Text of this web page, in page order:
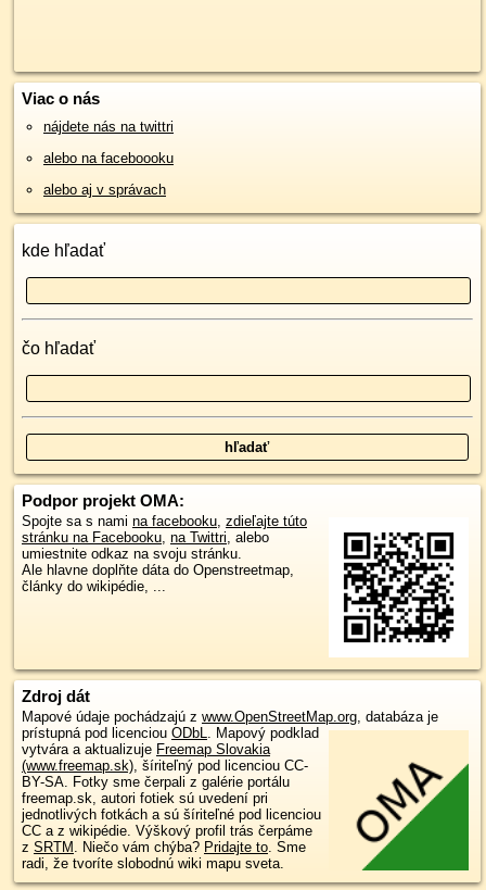
Viac o nás
nájdete nás na twittri
alebo na faceboooku
alebo aj v správach
kde hľadať
čo hľadať
Podpor projekt OMA:
Spojte sa s nami na facebooku, zdieľajte túto
stránku na Facebooku, na Twittri, alebo
umiestnite odkaz na svoju stránku.
Ale hlavne doplňte dáta do Openstreetmap,
články do wikipédie, ...
Zdroj dát
Mapové údaje pochádzajú z www.OpenStreetMap.org, databáza je
prístupná pod licenciou ODbL. Mapový podklad
vytvára a aktualizuje Freemap Slovakia
(www.freemap.sk), šíriteľný pod licenciou CC-
BY-SA. Fotky sme čerpali z galérie portálu
freemap.sk, autori fotiek sú uvedení pri
jednotlivých fotkách a sú šíriteľné pod licenciou
CC a z wikipédie. Výškový profil trás čerpáme
z SRTM . Niečo vám chýba? Pridajte to. Sme
radi, že tvoríte slobodnú wiki mapu sveta.